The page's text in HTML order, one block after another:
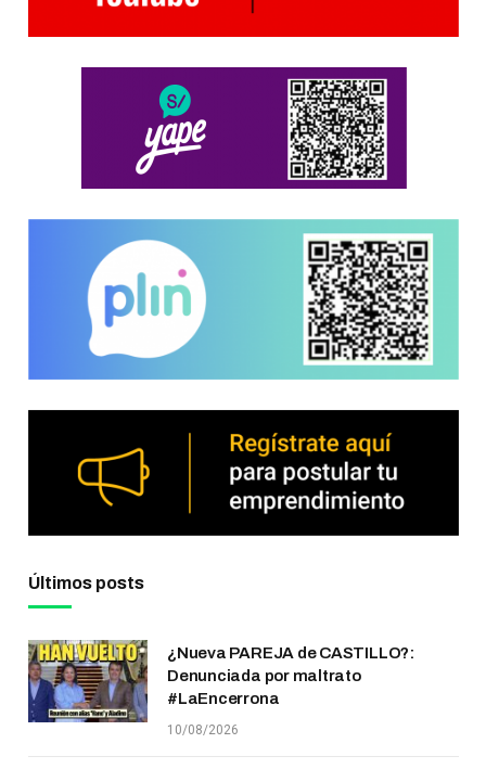
Últimos posts
¿Nueva PAREJA de CASTILLO?:
Denunciada por maltrato
#LaEncerrona
10/08/2026